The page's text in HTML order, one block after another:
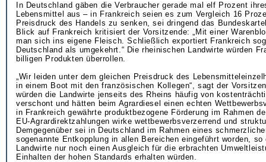
In Deutschland gäben die Verbraucher gerade mal elf Prozent
Lebensmittel aus – in Frankreich seien es zum Vergleich 16
Preisdruck des Handels zu senken, sei dringend das
Blick auf Frankreich kritisiert der Vorsitzende: „Mit einer
man sich ins eigene Fleisch. Schließlich exportiert Frankreich
Deutschland als umgekehrt.“ Die rheinischen Landwirte würden
billigen Produkten überrollen.
„Wir leiden unter dem gleichen Preisdruck des
in einem Boot mit den französischen Kollegen“, sagt der
würden die Landwirte jenseits des Rheins häufig von
verschont und hätten beim Agrardiesel einen echten
in Frankreich gewährte produktbezogene Förderung im Rahmen
EU-Agrardirektzahlungen wirke wettbewerbsverzerrend und
Demgegenüber sei in Deutschland im Rahmen eines
sogenannte Entkopplung in allen Bereichen eingeführt worden,
Landwirte nur noch einen Ausgleich für die erbrachten
Einhalten der hohen Standards erhalten würden.